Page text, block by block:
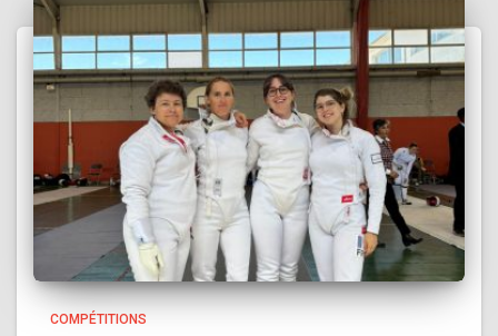
COMPÉTITIONS